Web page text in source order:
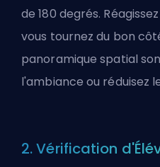
de 180 degrés.
vous tournez du bon
panoramique spatial
l'ambiance ou réduisez
2. Vérification